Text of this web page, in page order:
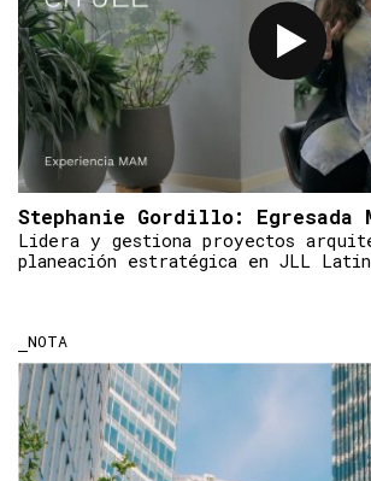
Stephanie Gordillo: Egresada
Lidera y gestiona proyectos
planeación estratégica en JLL
NOTA